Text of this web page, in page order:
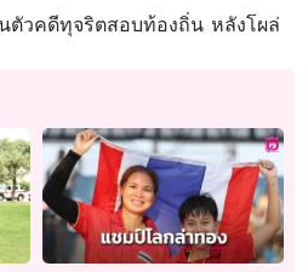
นตัวคดีทุจริตสอบท้องถิ่น หลังโผล่